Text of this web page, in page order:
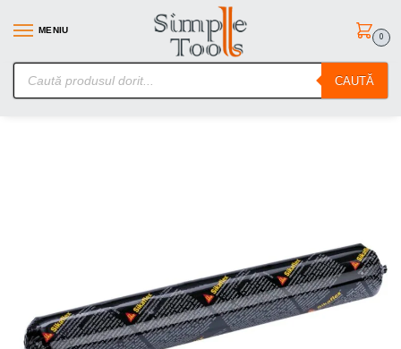
MENIU
CAUTĂ
0
SimpleTools.ro – Gasesti orice – Comanzi simplu
Prima pagină
Adezivi Sikaflex 521 UV 600ml